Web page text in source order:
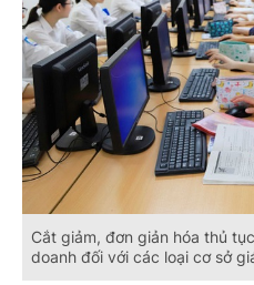
Cắt giảm, đơn giản hóa thủ
doanh đối với các loại cơ sở